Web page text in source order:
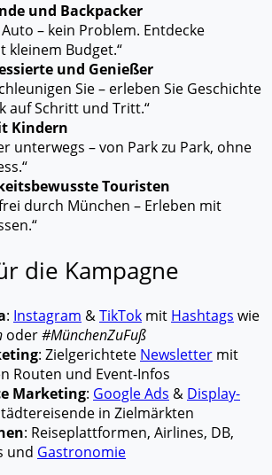
und Backpacker
Auto – kein Problem. Entdecke
kleinem Budget.“
und Genießer
Sie – erleben Sie Geschichte
auf Schritt und Tritt.“
Kindern
unterwegs – von Park zu Park, ohne
Touristen
frei durch München – Erleben mit
die Kampagne
: Instagram &TikTok mit Hashtags wie
oder#MünchenZuFuß
: Zielgerichtete Newsletter mit
Routen und Event-Infos
Marketing: Google Ads & Display-
in Zielmärkten
: Reiseplattformen, Airlines, DB,
und Gastronomie